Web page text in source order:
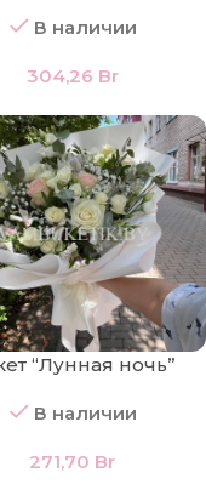
В наличии
304,26 Br
“Лунная ночь”
В наличии
271,70 Br